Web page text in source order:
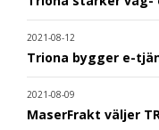
2021-08-12
Triona bygger e-
2021-08-09
MaserFrakt väljer